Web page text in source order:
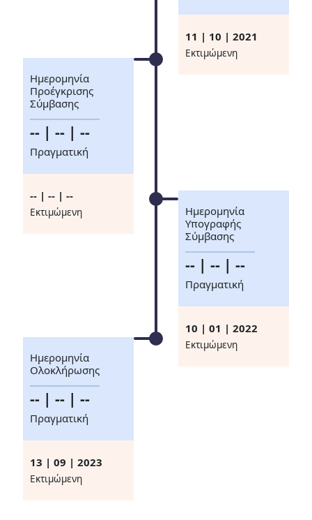
11 | 10 | 2021
Eκτιμώμενη
Ημερομηνία
Προέγκρισης
Σύμβασης
-- | -- | --
Πραγματική
-- | -- | --
Eκτιμώμενη
Ημερομηνία
Υπογραφής
Σύμβασης
-- | -- | --
Πραγματική
10 | 01 | 2022
Eκτιμώμενη
Ημερομηνία
Ολοκλήρωσης
-- | -- | --
Πραγματική
13 | 09 | 2023
Eκτιμώμενη